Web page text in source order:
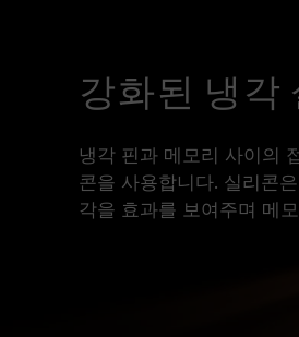
강화된 냉각
냉각 핀과 메모리 사이의
콘을 사용합니다. 실리콘
각을 효과를 보여주며 메